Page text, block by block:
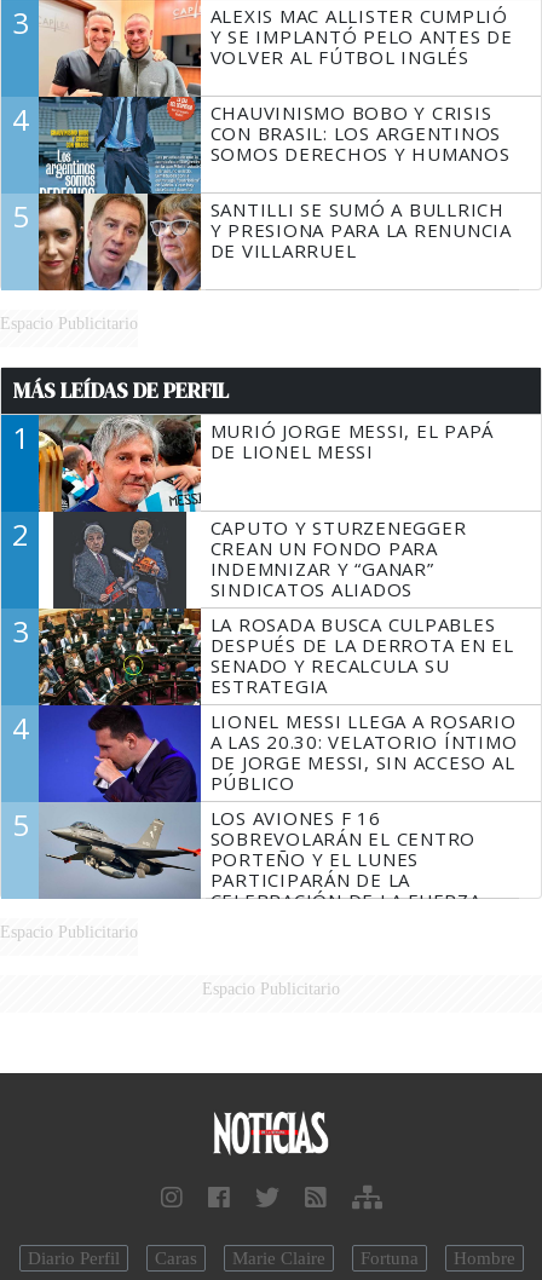
3
ALEXIS MAC ALLISTER CUMPLIÓ
Y SE IMPLANTÓ PELO ANTES DE
VOLVER AL FÚTBOL INGLÉS
4
CHAUVINISMO BOBO Y CRISIS
CON BRASIL: LOS ARGENTINOS
SOMOS DERECHOS Y HUMANOS
5
SANTILLI SE SUMÓ A BULLRICH
Y PRESIONA PARA LA RENUNCIA
DE VILLARRUEL
Espacio Publicitario
MÁS LEÍDAS DE PERFIL
1
MURIÓ JORGE MESSI, EL PAPÁ
DE LIONEL MESSI
2
CAPUTO Y STURZENEGGER
CREAN UN FONDO PARA
INDEMNIZAR Y “GANAR”
SINDICATOS ALIADOS
3
LA ROSADA BUSCA CULPABLES
DESPUÉS DE LA DERROTA EN EL
SENADO Y RECALCULA SU
ESTRATEGIA
4
LIONEL MESSI LLEGA A ROSARIO
A LAS 20.30: VELATORIO ÍNTIMO
DE JORGE MESSI, SIN ACCESO AL
PÚBLICO
5
LOS AVIONES F 16
SOBREVOLARÁN EL CENTRO
PORTEÑO Y EL LUNES
PARTICIPARÁN DE LA
CELEBRACIÓN DE LA FUERZA
Espacio Publicitario
Espacio Publicitario
Diario Perfil Caras Marie Claire Fortuna Hombre